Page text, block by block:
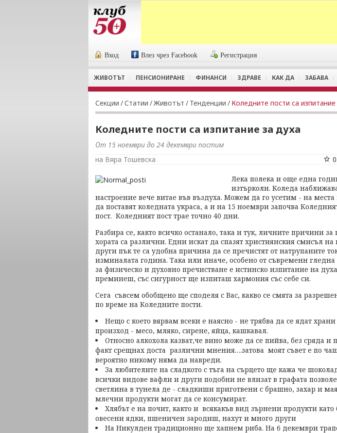
Вход Влез чрез Facebook Регистрация
ЖИВОТЪТ ПЕНСИОНИРАНЕ ФИНАНСИ ЗДРАВЕ КАК ДА ЗАБАВА
Секции /Статии /Животът / Тенденции / Коледните пости са
Коледните пости са изпитание за духа
От 15 ноември до 24 декември постим
на Вяра Тошевска
Лека полека и още една
изтърколи. Коледа
настроение вече витае във въздуха. Можем да го усетим - на места
да поставят коледната украса, а и на 15 ноември започва
пост. Коледният пост трае точно 40 дни.
Разбира се, както всичко останало, така и тук, личните причини за
хората са различни. Едни искат да спазят християнския смисъл на
други пък те са удобна причина да се пречистят от натрупаните
изминалата година. Така или иначе, особено от съвременн гледна
за физическо и духовно пречистване е истинско изпитание на
преминеш, със сигурност ще изпиташ хармония със себе си.
Сега съвсем обобщено ще споделя с Вас, какво се смята за
по време на Коледните пости.
Нещо с което вярвам всеки е наясно - не трябва да се ядат
произход - месо, мляко, сирене, яйца, кашкавал.
Относно алкохола казват,че вино може да се пийва, без сряда и
факт срещнах доста различни мнения….затова моят съвет е по
вероятно никому няма да навреди.
За любителите на сладкото с тъга на сърцето ще кажа че
всички видове вафли и други подобни не влизат в графата
светлина в тунела де - сладкиши приготвени с брашно, захар и
млечни продукти могат да се консумират.
Хлябът е на почит, както и всякакъв вид зърнени продукти
овесени ядки, пшеничен зародиш, нахут и много други
На Никулден традиционно ще хапнем риба. На 6 декември